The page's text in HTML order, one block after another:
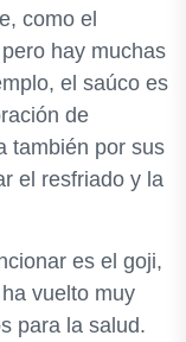
como el
hay muchas
el saúco es
de
también por sus
el resfriado y la
es el goji,
vuelto muy
para la salud.